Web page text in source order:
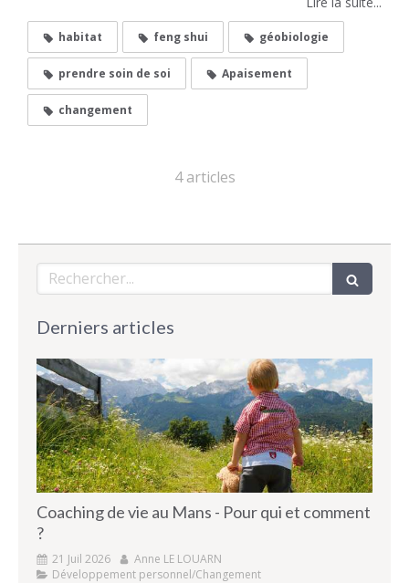
habitat feng shui géobiologie
prendre soin de soi Apaisement
changement
4 articles
Rechercher
Derniers articles
Coaching de vie au Mans - Pour qui et comment
?
21 Juil 2026
Anne LE LOUARN
Développement personnel/Changement